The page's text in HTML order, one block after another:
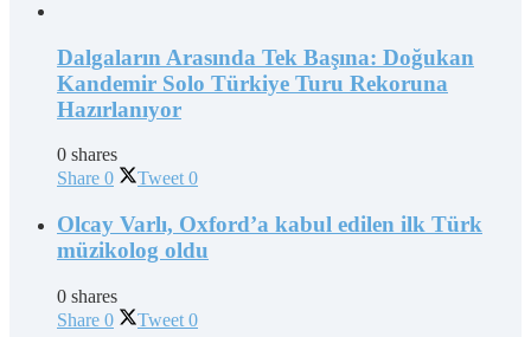
Dalgaların Arasında Tek Başına: Doğukan
Kandemir Solo Türkiye Turu Rekoruna
Hazırlanıyor
0 shares
Share 0 Tweet 0
Olcay Varlı, Oxford’a kabul edilen ilk Türk
müzikolog oldu
0 shares
Share 0 Tweet 0